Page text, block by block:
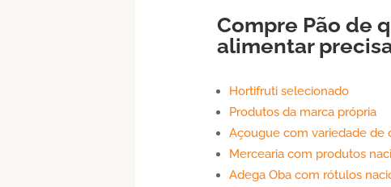
Compre Pão de
alimentar
Hortifruti selecionado
Produtos da marca própria
Açougue com variedade de
Mercearia com produtos
Adega Oba com rótulos